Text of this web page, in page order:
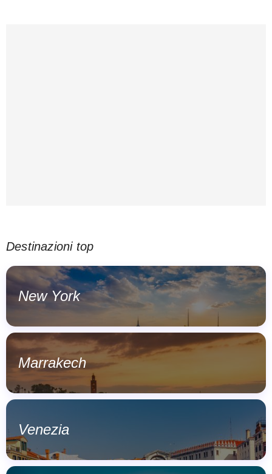
Destinazioni top
New York
Marrakech
Venezia